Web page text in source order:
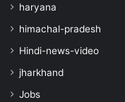
haryana
himachal-pradesh
Hindi-news-video
jharkhand
Jobs